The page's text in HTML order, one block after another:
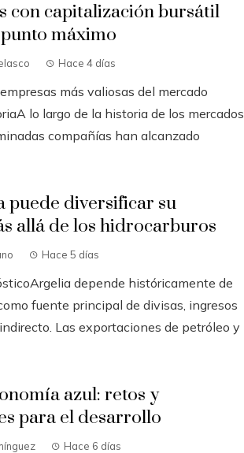
con capitalización bursátil
máximo
Hace 4 días
más valiosas del mercado
lo largo de la historia de los mercados
compañías han alcanzado
puede diversificar su
allá de los hidrocarburos
Hace 5 días
depende históricamente de
fuente principal de divisas, ingresos
Las exportaciones de petróleo y
azul: retos y
para el desarrollo
Hace 6 días